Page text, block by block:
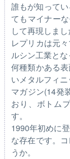
誰もが知って
てもマイナー
して再現しまし
レプリカは元
ルシン工業とな
何種類かある
いメタルフィニ
マガジン(14発
おり、ボトム
す。
1990年初めに
な存在です。
うか。